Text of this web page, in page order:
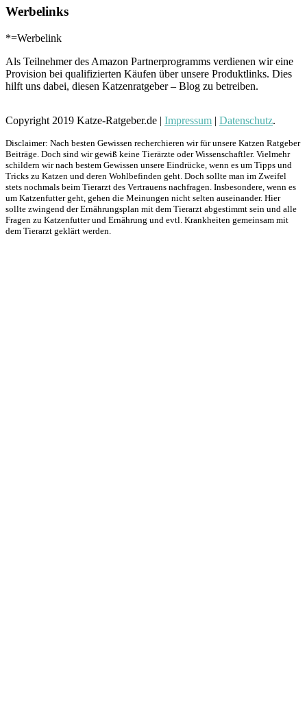
Werbelinks
*=Werbelink
Als Teilnehmer des Amazon Partnerprogramms verdienen wir eine
Provision bei qualifizierten Käufen über unsere Produktlinks. Dies
hilft uns dabei, diesen Katzenratgeber – Blog zu betreiben.
Copyright 2019 Katze-Ratgeber.de | Impressum | Datenschutz.
Disclaimer: Nach besten Gewissen recherchieren wir für unsere Katzen Ratgeber
Beiträge. Doch sind wir gewiß keine Tierärzte oder Wissenschaftler. Vielmehr
schildern wir nach bestem Gewissen unsere Eindrücke, wenn es um Tipps und
Tricks zu Katzen und deren Wohlbefinden geht. Doch sollte man im Zweifel
stets nochmals beim Tierarzt des Vertrauens nachfragen. Insbesondere, wenn es
um Katzenfutter geht, gehen die Meinungen nicht selten auseinander. Hier
sollte zwingend der Ernährungsplan mit dem Tierarzt abgestimmt sein und alle
Fragen zu Katzenfutter und Ernährung und evtl. Krankheiten gemeinsam mit
dem Tierarzt geklärt werden.